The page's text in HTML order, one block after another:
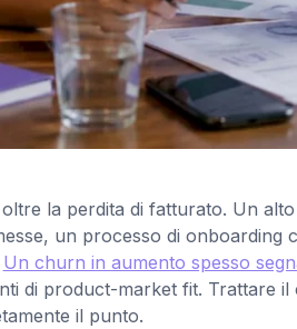
la perdita di fatturato. Un
un processo di
Un churn in aumento spesso
di product-market fit. Trattare
il punto.